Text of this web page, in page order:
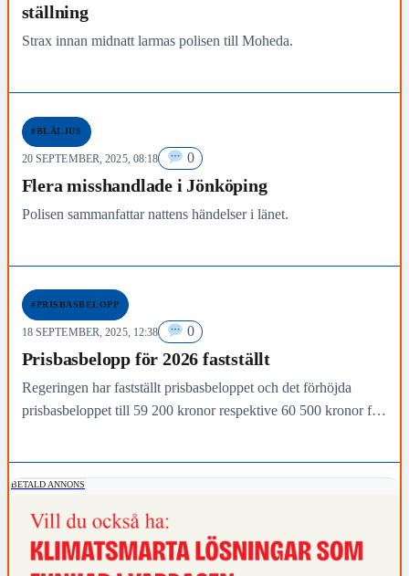
ställning
Strax innan midnatt larmas polisen till Moheda.
#BLÅLJUS
20 SEPTEMBER, 2025, 08:18 0
Flera misshandlade i Jönköping
Polisen sammanfattar nattens händelser i länet.
#PRISBASBELOPP
18 SEPTEMBER, 2025, 12:38 0
Prisbasbelopp för 2026 fastställt
Regeringen har fastställt prisbasbeloppet och det förhöjda
prisbasbeloppet till 59 200 kronor respektive 60 500 kronor för
BETALD ANNONS